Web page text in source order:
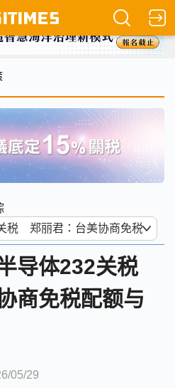
导体232关税
商免税配额与
05/29